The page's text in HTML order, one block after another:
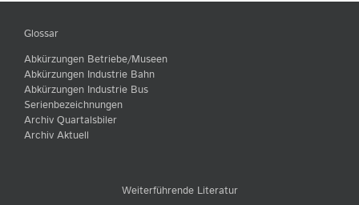
Glossar
Abkürzungen Betriebe/Museen
Abkürzungen Industrie Bahn
Abkürzungen Industrie Bus
Serienbezeichnungen
Archiv Quartalsbiler
Archiv Aktuell
Weiterführende Literatur